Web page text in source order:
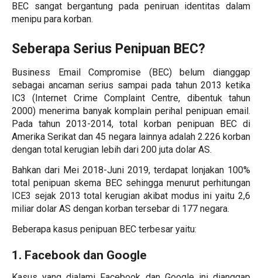
BEC sangat bergantung pada peniruan identitas dalam
menipu para korban.
Seberapa Serius Penipuan BEC?
Business Email Compromise (BEC) belum dianggap
sebagai ancaman serius sampai pada tahun 2013 ketika
IC3 (Internet Crime Complaint Centre, dibentuk tahun
2000) menerima banyak komplain perihal penipuan email.
Pada tahun 2013-2014, total korban penipuan BEC di
Amerika Serikat dan 45 negara lainnya adalah 2.226 korban
dengan total kerugian lebih dari 200 juta dolar AS.
Bahkan dari Mei 2018-Juni 2019, terdapat lonjakan 100%
total penipuan skema BEC sehingga menurut perhitungan
ICE3 sejak 2013 total kerugian akibat modus ini yaitu 2,6
miliar dolar AS dengan korban tersebar di 177 negara.
Beberapa kasus penipuan BEC terbesar yaitu:
1. Facebook dan Google